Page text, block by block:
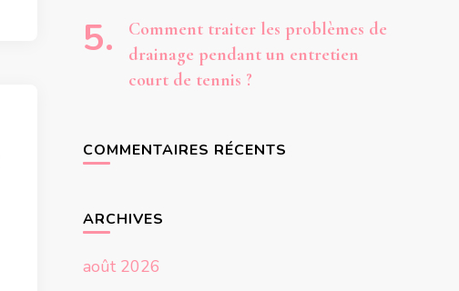
Comment traiter les problèmes de
drainage pendant un entretien
court de tennis ?
COMMENTAIRES RÉCENTS
ARCHIVES
août 2026